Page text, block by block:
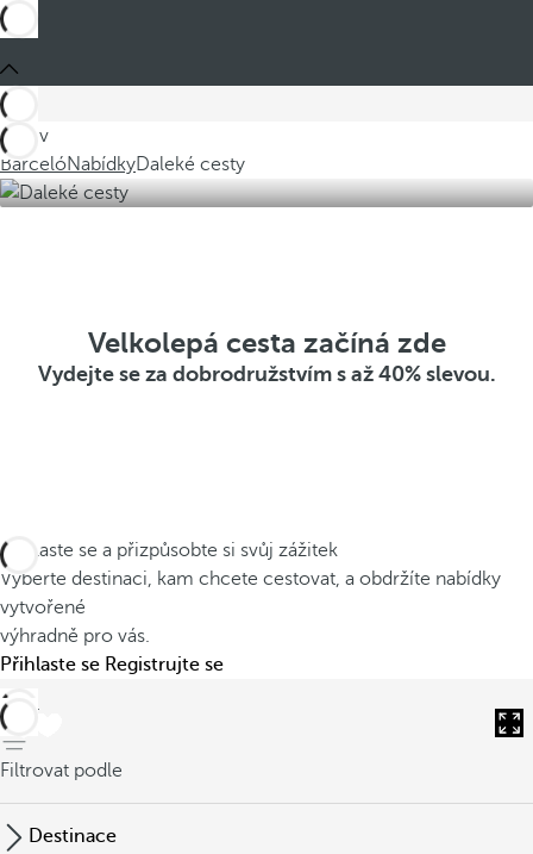
Jste v
BarcelóNabídkyDaleké cesty
Velkolepá cesta začíná zde
Vydejte se za dobrodružstvím s až 40% slevou.
Přihlaste se a přizpůsobte si svůj zážitek
Vyberte destinaci, kam chcete cestovat, a obdržíte nabídky
vytvořené
výhradně pro vás.
Přihlaste se Registrujte se
Zpět
Filtrovat podle
Destinace